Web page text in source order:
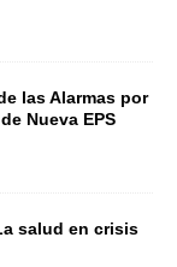
las Alarmas por
Nueva EPS
salud en crisis